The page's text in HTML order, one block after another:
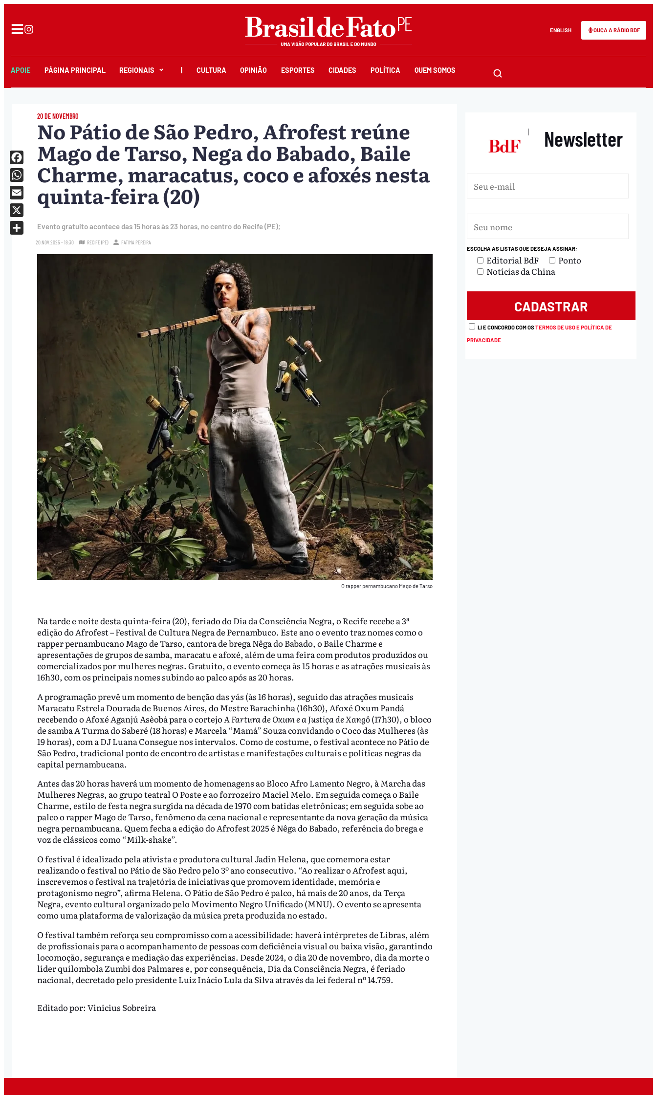
ENGLISH OUÇA A RÁDIO BDF
APOIE PÁGINA PRINCIPAL REGIONAIS CULTURA OPINIÃO ESPORTES CIDADES POLÍTICA QUEM SOMOS
20 DE NOVEMBRO
No Pátio de São Pedro, Afrofest reúne
Mago de Tarso, Nega do Babado, Baile
Charme, maracatus, coco e afoxés nesta
quinta-feira (20)
Evento gratuito acontece das 15 horas às 23 horas, no centro do Recife (PE);
20.NOV.2025 - 18:30 RECIFE (PE) FATIMA PEREIRA
O rapper pernambucano Mago de Tarso
Na tarde e noite desta quinta-feira (20), feriado do Dia da Consciência Negra, o Recife recebe a 3ª
edição do Afrofest – Festival de Cultura Negra de Pernambuco. Este ano o evento traz nomes como o
rapper pernambucano Mago de Tarso, cantora de brega Nêga do Babado, o Baile Charme e
apresentações de grupos de samba, maracatu e afoxé, além de uma feira com produtos produzidos ou
comercializados por mulheres negras. Gratuito, o evento começa às 15 horas e as atrações musicais às
16h30, com os principais nomes subindo ao palco após as 20 horas.
A programação prevê um momento de benção das yás (às 16 horas), seguido das atrações musicais
Maracatu Estrela Dourada de Buenos Aires, do Mestre Barachinha (16h30), Afoxé Oxum Pandá
recebendo o Afoxé Aganjú Asèobá para o cortejo A Fartura de Oxum e a Justiça de Xangô(17h30), o bloco
de samba A Turma do Saberé (18 horas) e Marcela “Mamá” Souza convidando o Coco das Mulheres (às
19 horas), com a DJ Luana Consegue nos intervalos. Como de costume, o festival acontece no Pátio de
São Pedro, tradicional ponto de encontro de artistas e manifestações culturais e políticas negras da
capital pernambucana.
Antes das 20 horas haverá um momento de homenagens ao Bloco Afro Lamento Negro, à Marcha das
Mulheres Negras, ao grupo teatral O Poste e ao forrozeiro Maciel Melo. Em seguida começa o Baile
Charme, estilo de festa negra surgida na década de 1970 com batidas eletrônicas; em seguida sobe ao
palco o rapper Mago de Tarso, fenômeno da cena nacional e representante da nova geração da música
negra pernambucana. Quem fecha a edição do Afrofest 2025 é Nêga do Babado, referência do brega e
voz de clássicos como “Milk-shake”.
O festival é idealizado pela ativista e produtora cultural Jadin Helena, que comemora estar
realizando o festival no Pátio de São Pedro pelo 3º ano consecutivo. “Ao realizar o Afrofest aqui,
inscrevemos o festival na trajetória de iniciativas que promovem identidade, memória e
protagonismo negro”, afirma Helena. O Pátio de São Pedro é palco, há mais de 20 anos, da Terça
Negra, evento cultural organizado pelo Movimento Negro Unificado (MNU). O evento se apresenta
como uma plataforma de valorização da música preta produzida no estado.
O festival também reforça seu compromisso com a acessibilidade: haverá intérpretes de Libras, além
de profissionais para o acompanhamento de pessoas com deficiência visual ou baixa visão, garantindo
locomoção, segurança e mediação das experiências. Desde 2024, o dia 20 de novembro, dia da morte o
líder quilombola Zumbi dos Palmares e, por consequência, Dia da Consciência Negra, é feriado
nacional, decretado pelo presidente Luiz Inácio Lula da Silva através da lei federal nº 14.759.
Facebook
WhatsApp
Email
X
Editado por: Vinicius Sobreira
| Newsletter
ESCOLHA AS LISTAS QUE DESEJA ASSINAR:
Editorial BdF
Ponto
Notícias da China
LI E CONCORDO COM OSTERMOS DE USO E POLÍTICA DE
PRIVACIDADE